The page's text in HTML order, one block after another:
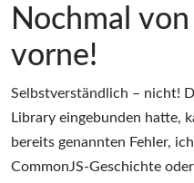
Nochmal
vorne!
Selbstverständlich – nicht!
Library eingebunden hatte,
bereits genannten Fehler,
CommonJS-Geschichte